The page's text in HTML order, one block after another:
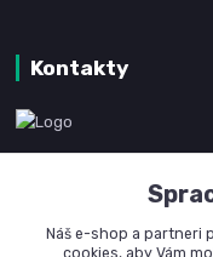
Kontakty
+421 905 327 801
(Po-Pia, 8-16 hod.)
Náš e-shop a partneri
cookies, aby Vám